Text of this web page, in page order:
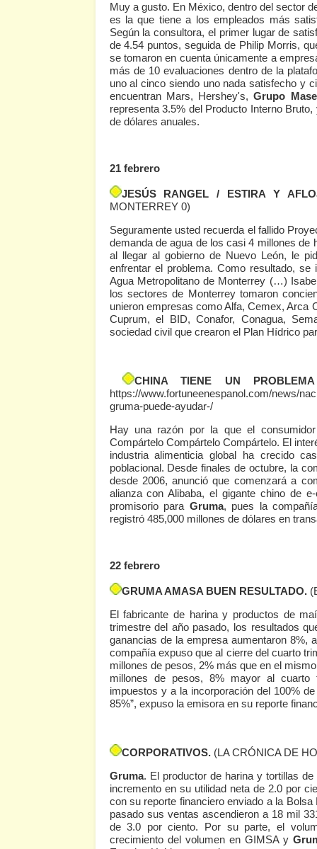
Muy a gusto. En México, dentro del sector
es la que tiene a los empleados más
Según la consultora, el primer lugar de
de 4.54 puntos, seguida de Philip Morris,
se tomaron en cuenta únicamente a
más de 10 evaluaciones dentro de la
uno al cinco siendo uno nada satisfecho y
encuentran Mars, Hershey's,Grupo
representa 3.5% del Producto Interno
de dólares anuales.
21 febrero
JESÚS RANGEL / ESTIRA Y
MONTERREY 0)
Seguramente usted recuerda el fallido
demanda de agua de los casi 4 millones
al llegar al gobierno de Nuevo León, le
enfrentar el problema. Como resultado,
Agua Metropolitano de Monterrey (…)
los sectores de Monterrey tomaron
unieron empresas como Alfa, Cemex, Arca
Cuprum, el BID, Conafor, Conagua,
sociedad civil que crearon el Plan Hídrico
CHINA TIENE UN
https://www.fortuneenespanol.com/news/
gruma-puede-ayudar-/
Hay una razón por la que el
Compártelo Compártelo Compártelo. El
industria alimenticia global ha crecido
poblacional. Desde finales de octubre, la
desde 2006, anunció que comenzará a
alianza con Alibaba, el gigante chino de
promisorio para Gruma, pues la
registró 485,000 millones de dólares en
22 febrero
GRUMA AMASA BUEN RESULTADO.
El fabricante de harina y productos de
trimestre del año pasado, los resultados
ganancias de la empresa aumentaron 8%,
compañía expuso que al cierre del cuarto
millones de pesos, 2% más que en el
millones de pesos, 8% mayor al cuarto
impuestos y a la incorporación del 100%
85%”, expuso la emisora en su reporte
CORPORATIVOS. (LA CRÓNICA DE
Gruma. El productor de harina y tortillas
incremento en su utilidad neta de 2.0 por
con su reporte financiero enviado a la
pasado sus ventas ascendieron a 18 mil
de 3.0 por ciento. Por su parte, el
crecimiento del volumen en GIMSA y